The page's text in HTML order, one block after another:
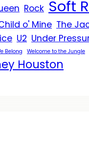
Rock Soft
o' Mine The
U2 Under
Belong Welcome to the Jungle
Houston